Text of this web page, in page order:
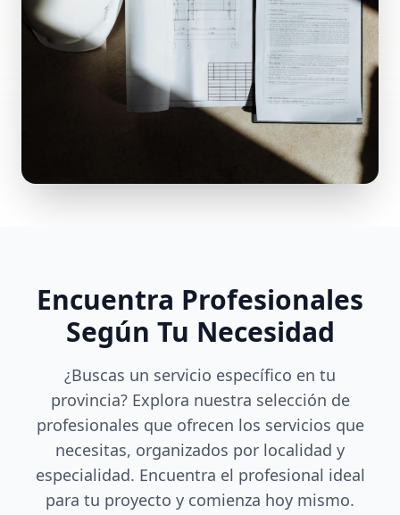
Encuentra Profesionales
Según Tu Necesidad
¿Buscas un servicio específico en tu
provincia? Explora nuestra selección de
profesionales que ofrecen los servicios que
necesitas, organizados por localidad y
especialidad. Encuentra el profesional ideal
para tu proyecto y comienza hoy mismo.